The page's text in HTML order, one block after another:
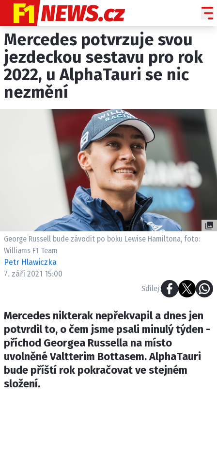
NOVINKY
GRAND PRIX
PADDOCK LINE
PROFILY JEZDCŮ
PROFILY TÝMŮ
ROZHOVORY
OSTATNÍ
SLEDUJTE NÁS NA
ETICKÝ KODEX
KONTAKT
OSOBNÍ ÚDAJE / COOKIES
Provozovatelem serveru F1NEWS.cz je
INCORP MEDIA GROUP s.r.o., IČ: 118 23 054
Mercedes potvrzuje svou
jezdeckou sestavu pro rok
2022, u AlphaTauri se nic
nezmění
George Russell bude závodit po boku Lewise Hamiltona, foto:
Williams F1 Team
Petr Hlawiczka
7. září 2021 15:00
Sdílej:
Mercedes nikterak nepřekvapil a dnes jen
potvrdil to, o čem jsme psali minulý týden -
příchod Georgea Russella na místo
uvolněné Valtterim Bottasem. AlphaTauri
bude příští rok pokračovat ve stejném
složení.